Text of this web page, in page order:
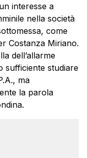
interesse a
nella società
come
Costanza Miriano.
dell’allarme
sufficiente studiare
ma
la parola